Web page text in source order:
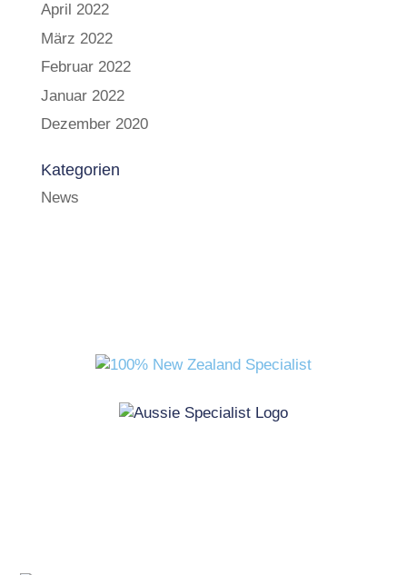
April 2022
März 2022
Februar 2022
Januar 2022
Dezember 2020
Kategorien
News